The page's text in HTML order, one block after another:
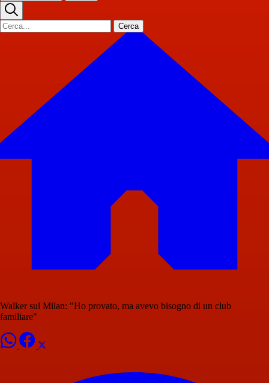
Cerca
Walker sul Milan: "Ho provato, ma avevo bisogno di un club
familiare"